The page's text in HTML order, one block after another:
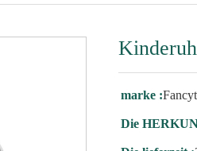
marke :
Die